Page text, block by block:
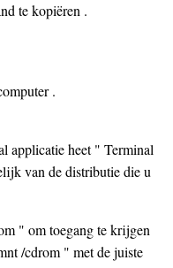
te kopiëren .
.
applicatie heet " Terminal
van de distributie die u
" om toegang te krijgen
/cdrom " met de juiste